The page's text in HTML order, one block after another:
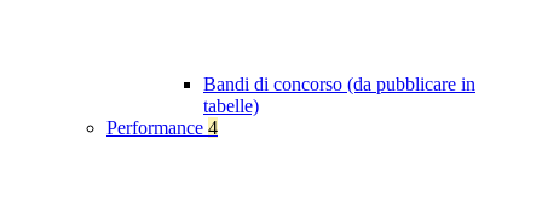
Bandi di concorso (da pubblicare in
tabelle)
Performance 4